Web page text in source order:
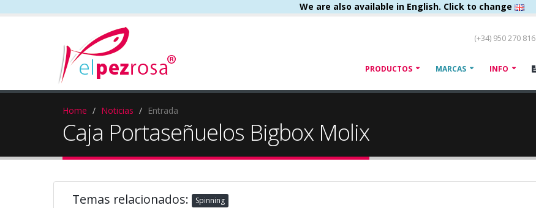
We are also available in English. Click to change
(+34) 950 270 816
PRODUCTOS MARCAS INFO
Home Noticias Entrada
Caja Portaseñuelos Bigbox Molix
Temas relacionados: Spinning